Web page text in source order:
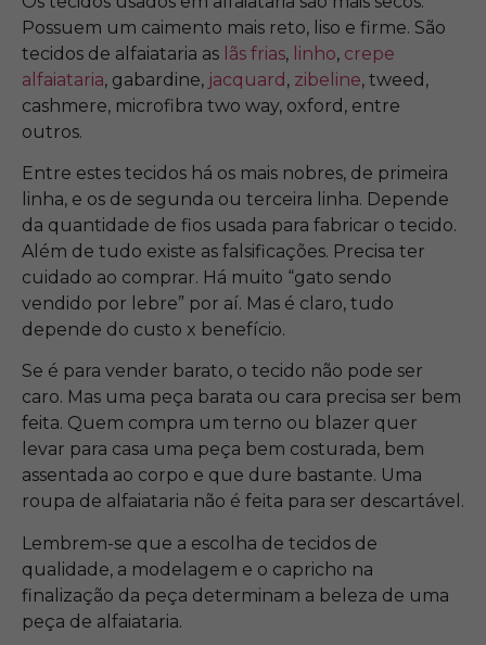
Possuem um caimento mais reto, liso e firme. São
tecidos de alfaiataria as lãs frias, linho, crepe
alfaiataria, gabardine, jacquard , zibeline, tweed,
cashmere, microfibra two way, oxford, entre
outros.
Entre estes tecidos há os mais nobres, de primeira
linha, e os de segunda ou terceira linha. Depende
da quantidade de fios usada para fabricar o tecido.
Além de tudo existe as falsificações. Precisa ter
cuidado ao comprar. Há muito “gato sendo
vendido por lebre” por aí. Mas é claro, tudo
depende do custo x benefício.
Se é para vender barato, o tecido não pode ser
caro. Mas uma peça barata ou cara precisa ser bem
feita. Quem compra um terno ou blazer quer
levar para casa uma peça bem costurada, bem
assentada ao corpo e que dure bastante. Uma
roupa de alfaiataria não é feita para ser descartável.
Lembrem-se que a escolha de tecidos de
qualidade, a modelagem e o capricho na
finalização da peça determinam a beleza de uma
peça de alfaiataria.